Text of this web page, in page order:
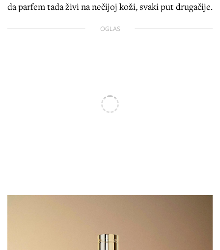
da parfem tada živi na nečijoj koži, svaki put drugačije.
OGLAS